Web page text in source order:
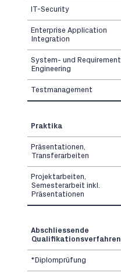
IT-Security
Enterprise Application
Integration
System- und Requirement
Engineering
Testmanagement
Praktika
Präsentationen,
Transferarbeiten
Projektarbeiten,
Semesterarbeit inkl.
Präsentationen
Abschliessende
Qualifikationsverfahren
*Diplomprüfung